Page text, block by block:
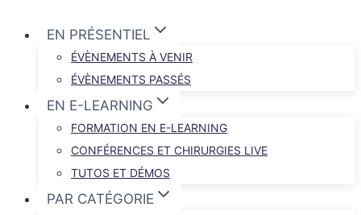
EN PRÉSENTIEL
ÉVÈNEMENTS À VENIR
ÉVÈNEMENTS PASSÉS
EN E-LEARNING
FORMATION EN E-LEARNING
CONFÉRENCES ET CHIRURGIES LIVE
TUTOS ET DÉMOS
PAR CATÉGORIE